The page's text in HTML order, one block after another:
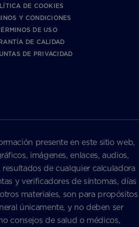
DE COOKIES
Y CONDICIONES
DE USO
DE CALIDAD
DE PRIVACIDAD
presente en este sitio web,
imágenes, enlaces, audios,
resultados de cualquier calculadora
y verificadores de síntomas, días
materiales, son para propósitos
únicamente, y no deben ser
consejos de salud o médicos,